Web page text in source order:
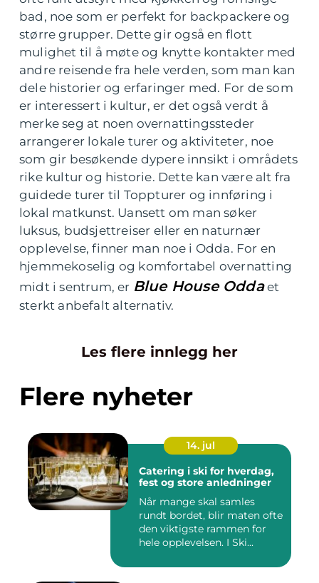
bad, noe som er perfekt for backpackere og
større grupper. Dette gir også en flott
mulighet til å møte og knytte kontakter med
andre reisende fra hele verden, som man kan
dele historier og erfaringer med. For de som
er interessert i kultur, er det også verdt å
merke seg at noen overnattingssteder
arrangerer lokale turer og aktiviteter, noe
som gir besøkende dypere innsikt i områdets
rike kultur og historie. Dette kan være alt fra
guidede turer til Toppturer og innføring i
lokal matkunst. Uansett om man søker
luksus, budsjettreiser eller en naturnær
opplevelse, finner man noe i Odda. For en
hjemmekoselig og komfortabel overnatting
midt i sentrum, er Blue House Oddaet
sterkt anbefalt alternativ.
Les flere innlegg her
Flere nyheter
14. jul
Catering i ski for hverdag,
fest og store anledninger
Når mange skal samles
rundt bordet, blir maten ofte
den viktigste rammen for
hele opplevelsen. I Ski...